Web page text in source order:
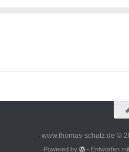
www.thomas-schatz.de ©
Powered by - Entworfen